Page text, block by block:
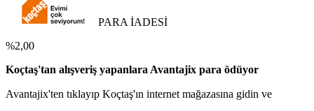
PARA İADESİ
%2,00
Koçtaş'tan alışveriş yapanlara Avantajix para ödüyor
Avantajix'ten tıklayıp Koçtaş'ın internet mağazasına gidin ve